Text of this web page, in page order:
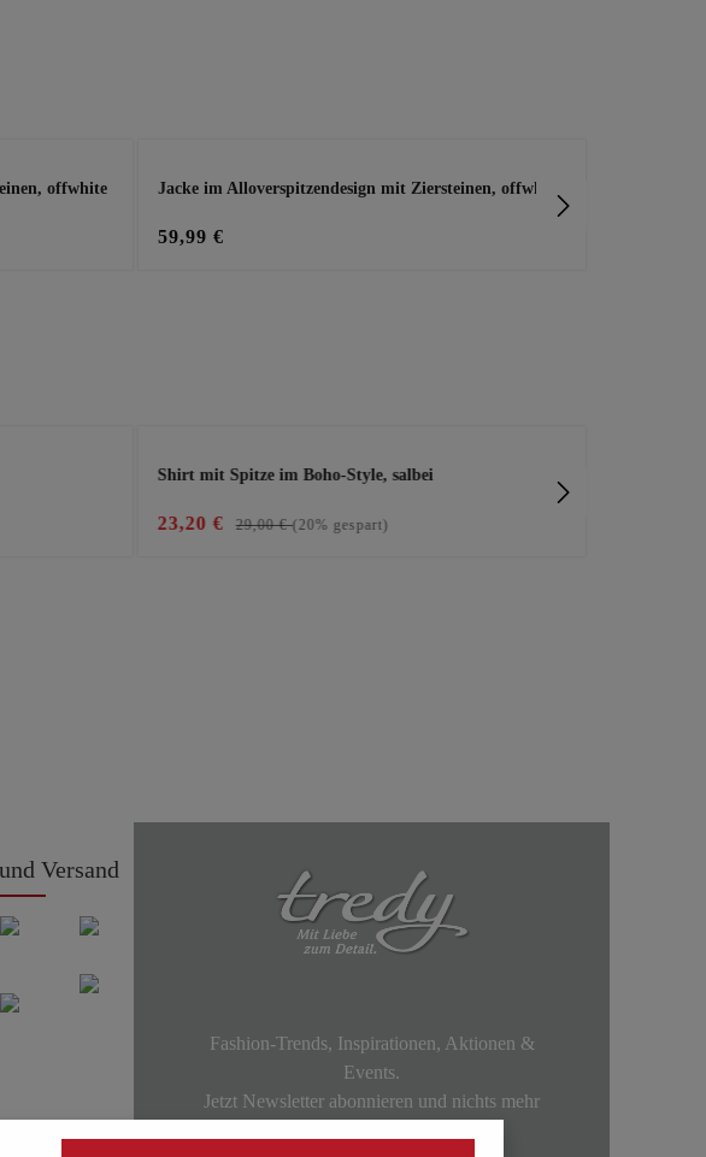
offwhite Jacke im Alloverspitzendesign mit Ziersteinen, offwhite
59,99 €
Shirt mit Spitze im Boho-Style, salbei
23,20 € 29,00 €(20% gespart)
Versand
Fashion-Trends, Inspirationen, Aktionen &
Events.
Jetzt Newsletter abonnieren und nichts mehr